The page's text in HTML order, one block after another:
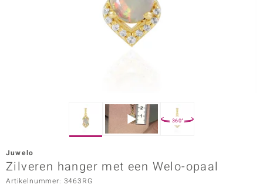
Vogue
360°
Juwelo
Zilveren hanger met een Welo-opaal
Artikelnummer: 3463RG